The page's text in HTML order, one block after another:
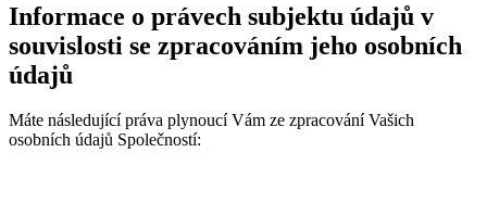
Informace o právech subjektu údajů v
souvislosti se zpracováním jeho osobních
údajů
Máte následující práva plynoucí Vám ze zpracování Vašich
osobních údajů Společností: